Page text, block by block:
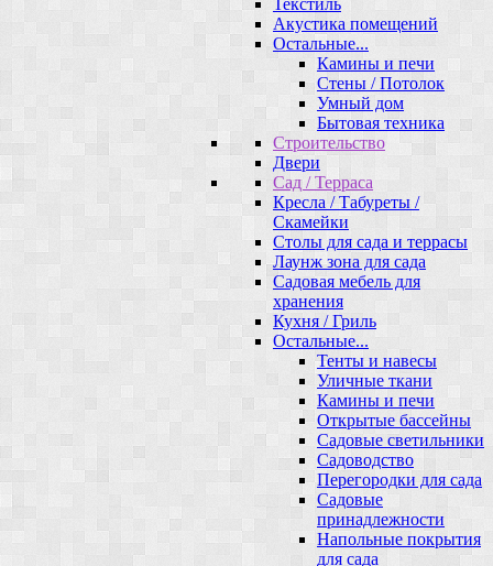
Акустика помещений
Остальные...
Камины и печи
Стены / Потолок
Умный дом
Бытовая техника
Строительство
Двери
Сад / Терраса
Кресла / Табуреты /
Скамейки
Столы для сада и террасы
Лаунж зона для сада
Садовая мебель для
хранения
Кухня / Гриль
Остальные...
Тенты и навесы
Уличные ткани
Камины и печи
Открытые бассейны
Садовые светильники
Садоводство
Перегородки для сада
Садовые
принадлежности
Напольные покрытия
для сада